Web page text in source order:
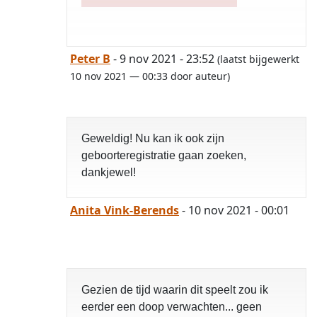
Peter B - 9 nov 2021 - 23:52 (laatst bijgewerkt
10 nov 2021 — 00:33 door auteur)
Geweldig! Nu kan ik ook zijn
geboorteregistratie gaan zoeken,
dankjewel!
Anita Vink-Berends- 10 nov 2021 - 00:01
Gezien de tijd waarin dit speelt zou ik
eerder een doop verwachten... geen